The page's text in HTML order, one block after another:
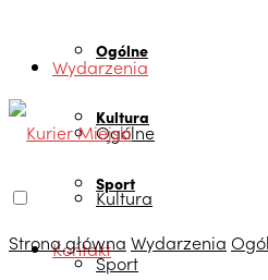
Ogólne
Kultura
Sport
Kontakt
Wydarzenia
Ogólne
Kultura
Sport
Strona główna Wydarzenia